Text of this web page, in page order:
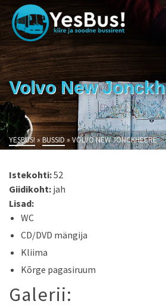
Volvo New
YESBUS! »BUSSID»VOLVO NEW JONCKHEERE
Istekohti:52
Giidikoht: jah
Lisad:
WC
CD/DVD mängija
Kliima
Kõrge pagasiruum
Galerii: